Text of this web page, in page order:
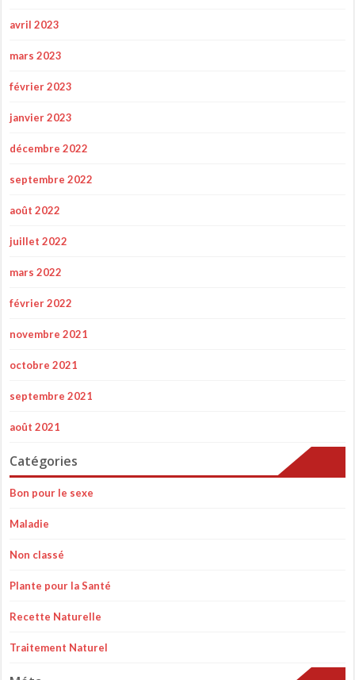
avril 2023
mars 2023
février 2023
janvier 2023
décembre 2022
septembre 2022
août 2022
juillet 2022
mars 2022
février 2022
novembre 2021
octobre 2021
septembre 2021
août 2021
Catégories
Bon pour le sexe
Maladie
Non classé
Plante pour la Santé
Recette Naturelle
Traitement Naturel